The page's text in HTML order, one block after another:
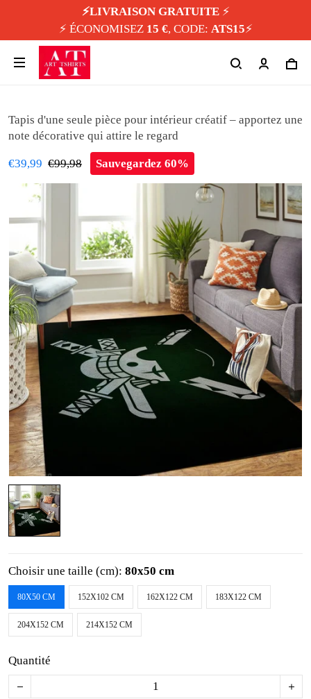
⚡️LIVRAISON GRATUITE⚡️
⚡️ ÉCONOMISEZ 15 €, CODE: ATS15⚡️
Tapis d'une seule pièce pour intérieur créatif – apportez une
note décorative qui attire le regard
€39,99 €99,98 Sauvegardez 60%
Choisir une taille (cm): 80x50 cm
80X50 CM 152X102 CM 162X122 CM 183X122 CM
204X152 CM 214X152 CM
Quantité